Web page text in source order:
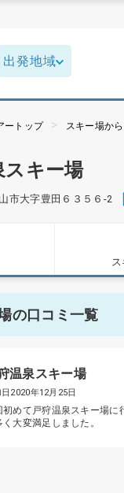
ートップ スキー場か
スキー場
市大字豊田６３５６-2
の口コミ一覧
温泉スキー場
2020年12月25日
初めて戸狩温泉スキー場に
く大変満足しました。